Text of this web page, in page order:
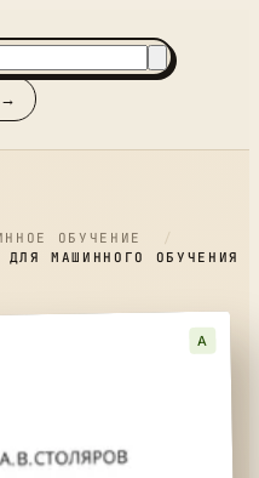
→
ОБУЧЕНИЕ
/
ДЛЯ МАШИННОГО ОБУЧЕНИЯ
A